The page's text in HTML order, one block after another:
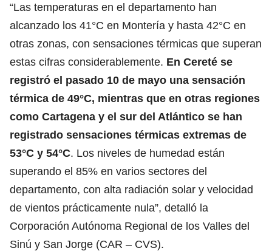
“Las temperaturas en el departamento han
alcanzado los 41°C en Montería y hasta 42°C en
otras zonas, con sensaciones térmicas que superan
estas cifras considerablemente. En Cereté se
registró el pasado 10 de mayo una sensación
térmica de 49°C, mientras que en otras regiones
como Cartagena y el sur del Atlántico se han
registrado sensaciones térmicas extremas de
53°C y 54°C. Los niveles de humedad están
superando el 85% en varios sectores del
departamento, con alta radiación solar y velocidad
de vientos prácticamente nula”, detalló la
Corporación Autónoma Regional de los Valles del
Sinú y San Jorge (CAR – CVS).